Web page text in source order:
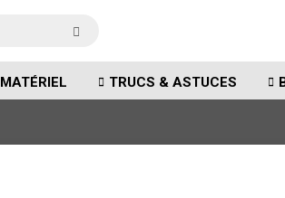
MATÉRIEL TRUCS & ASTUCES